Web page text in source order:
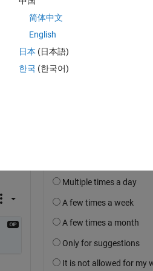
Kommentiert:
简体中文
English
日本 (日本語)
한국 (한국어)